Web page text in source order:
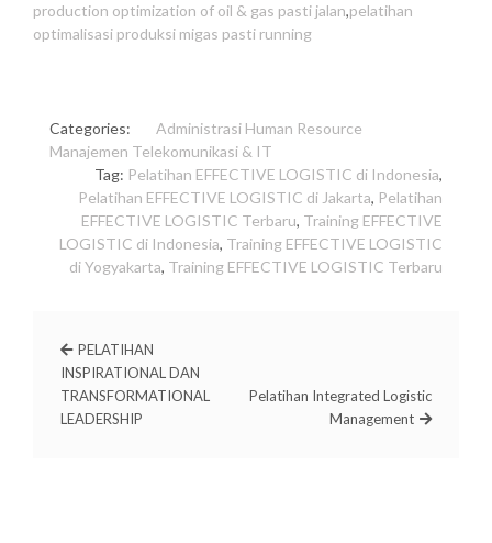
production optimization of oil & gas pasti jalan,pelatihan
optimalisasi produksi migas pasti running
Categories: Administrasi Human Resource
Manajemen Telekomunikasi & IT
Tag: Pelatihan EFFECTIVE LOGISTIC di Indonesia,
Pelatihan EFFECTIVE LOGISTIC di Jakarta, Pelatihan
EFFECTIVE LOGISTIC Terbaru, Training EFFECTIVE
LOGISTIC di Indonesia, Training EFFECTIVE LOGISTIC
di Yogyakarta, Training EFFECTIVE LOGISTIC Terbaru
PELATIHAN
INSPIRATIONAL DAN
TRANSFORMATIONAL
LEADERSHIP
Pelatihan Integrated Logistic
Management